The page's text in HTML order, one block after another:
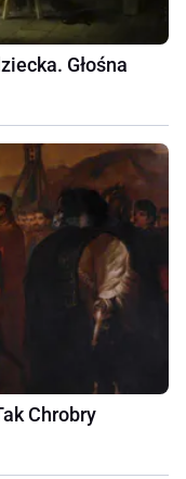
Głośna
Chrobry